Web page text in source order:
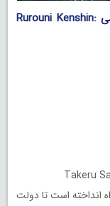
دانلود فیلم شمشیرزن دوره گرد 3 دوبله فارسی Rurouni Kenshin:
انداخته است تا دولت